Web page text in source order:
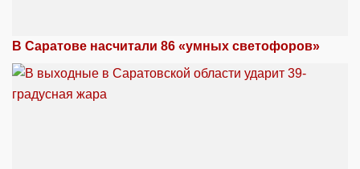
В Саратове насчитали 86 «умных светофоров»